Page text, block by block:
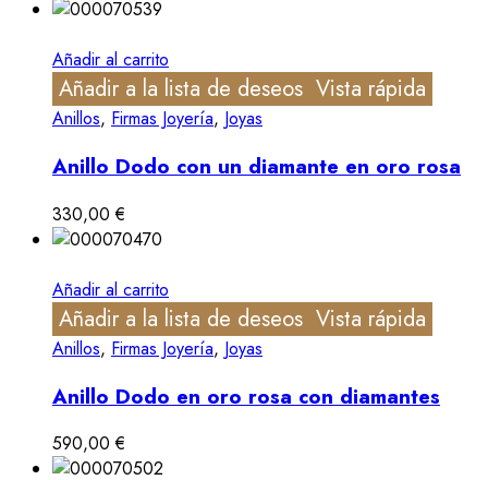
Añadir al carrito
Añadir a la lista de deseos Vista rápida
Anillos, Firmas Joyería, Joyas
Anillo Dodo con un diamante en oro rosa
330,00€
Añadir al carrito
Añadir a la lista de deseos Vista rápida
Anillos, Firmas Joyería, Joyas
Anillo Dodo en oro rosa con diamantes
590,00€